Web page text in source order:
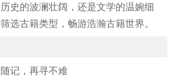
史的波澜壮阔，还是文学的温婉细
选古籍类型，畅游浩瀚古籍世界。
记，再寻不难